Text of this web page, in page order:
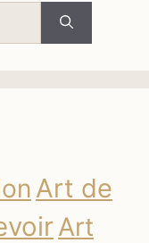
Art de
Art